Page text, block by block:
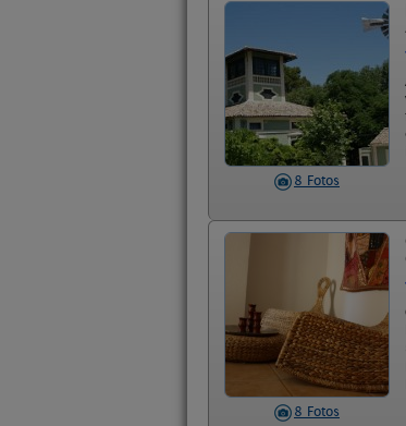
8 Fotos
8 Fotos